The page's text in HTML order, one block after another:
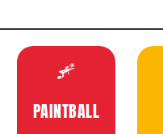
PAINTBALL